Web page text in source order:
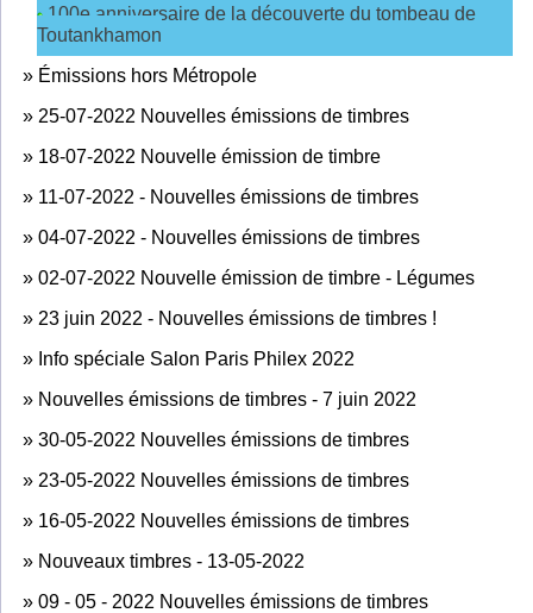
100e anniversaire de la découverte du tombeau de
Toutankhamon
» Émissions hors Métropole
» 25-07-2022 Nouvelles émissions de timbres
» 18-07-2022 Nouvelle émission de timbre
» 11-07-2022 - Nouvelles émissions de timbres
» 04-07-2022 - Nouvelles émissions de timbres
» 02-07-2022 Nouvelle émission de timbre - Légumes
» 23 juin 2022 - Nouvelles émissions de timbres !
» Info spéciale Salon Paris Philex 2022
» Nouvelles émissions de timbres - 7 juin 2022
» 30-05-2022 Nouvelles émissions de timbres
» 23-05-2022 Nouvelles émissions de timbres
» 16-05-2022 Nouvelles émissions de timbres
» Nouveaux timbres - 13-05-2022
» 09 - 05 - 2022 Nouvelles émissions de timbres